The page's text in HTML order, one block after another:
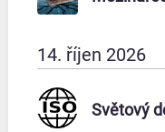
14. říjen 2026
Světový